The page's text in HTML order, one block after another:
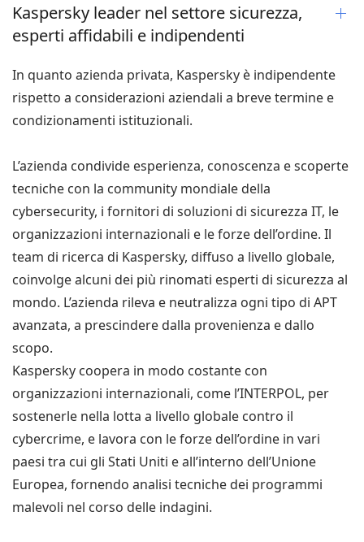
Kaspersky leader nel settore sicurezza,
esperti affidabili e indipendenti
In quanto azienda privata, Kaspersky è indipendente
rispetto a considerazioni aziendali a breve termine e
condizionamenti istituzionali.
L’azienda condivide esperienza, conoscenza e scoperte
tecniche con la community mondiale della
cybersecurity, i fornitori di soluzioni di sicurezza IT, le
organizzazioni internazionali e le forze dell’ordine. Il
team di ricerca di Kaspersky, diffuso a livello globale,
coinvolge alcuni dei più rinomati esperti di sicurezza al
mondo. L’azienda rileva e neutralizza ogni tipo di APT
avanzata, a prescindere dalla provenienza e dallo
scopo.
Kaspersky coopera in modo costante con
organizzazioni internazionali, come l’INTERPOL, per
sostenerle nella lotta a livello globale contro il
cybercrime, e lavora con le forze dell’ordine in vari
paesi tra cui gli Stati Uniti e all’interno dell’Unione
Europea, fornendo analisi tecniche dei programmi
malevoli nel corso delle indagini.